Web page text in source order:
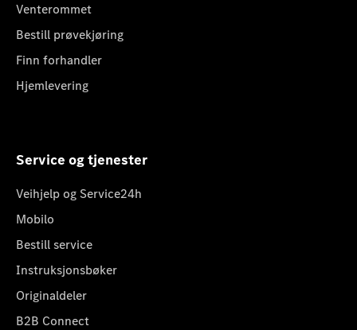
Venterommet
Bestill prøvekjøring
Finn forhandler
Hjemlevering
Service og tjenester
Veihjelp og Service24h
Mobilo
Bestill service
Instruksjonsbøker
Originaldeler
B2B Connect